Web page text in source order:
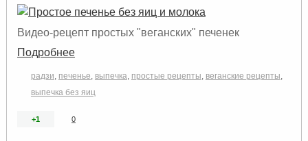
Видео-рецепт простых "веганских" печенек
Подробнее
радзи, печенье, выпечка, простые рецепты, веганские рецепты,
выпечка без яиц
+1 0